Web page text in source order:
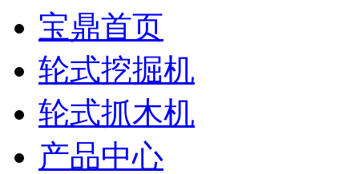
宝鼎首页
轮式挖掘机
轮式抓木机
产品中心